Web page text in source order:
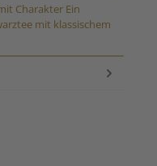
Charakter Ein
mit klassischem